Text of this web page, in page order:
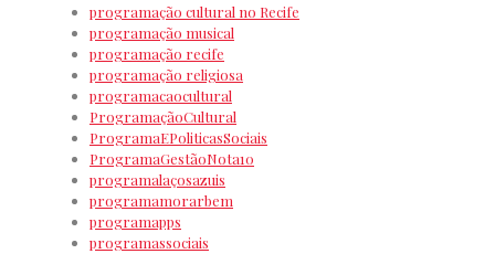
programação cultural no Recife
programação musical
programação recife
programação religiosa
programacaocultural
ProgramaçãoCultural
ProgramaEPoliticasSociais
ProgramaGestãoNota10
programalaçosazuis
programamorarbem
programapps
programassociais